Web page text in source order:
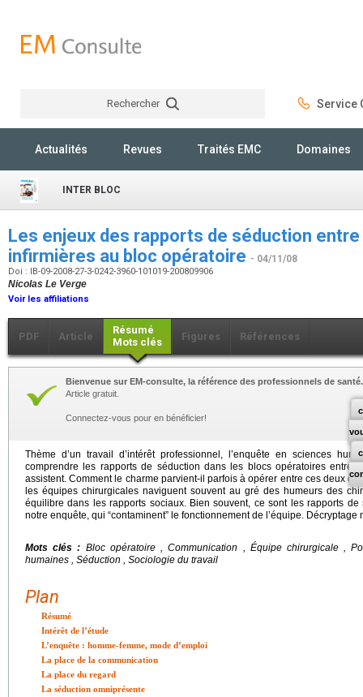
Rechercher Service
Actualités Revues Traités EMC Domaines
INTER BLOC
Les enjeux des rapports de séduction
infirmières au bloc opératoire - 04/11/08
Doi : IB-09-2008-27-3-0242-3960-101019-200809906
Nicolas Le Verge
Voir les affiliations
PDF Article
Résumé
Mots clés
Figures Références
Bienvenue sur EM-consulte, la référence des professionnels de santé.
Article gratuit.
Connectez-vous pour en bénéficier!
Thème d’un travail d’intérêt professionnel, l’enquête en sciences
comprendre les rapports de séduction dans les blocs opératoires entre
assistent. Comment le charme parvient-il parfois à opérer entre ces deux
les équipes chirurgicales naviguent souvent au gré des humeurs des
équilibre dans les rapports sociaux. Bien souvent, ce sont les rapports
notre enquête, qui “contaminent” le fonctionnement de l’équipe.
Mots clés : Bloc opératoire , Communication , Équipe chirurgicale ,
humaines , Séduction , Sociologie du travail
Plan
Résumé
Intérêt de l’étude
L’enquête : homme-femme, mode d’emploi
La place de la communication
La place du regard
La séduction omniprésente